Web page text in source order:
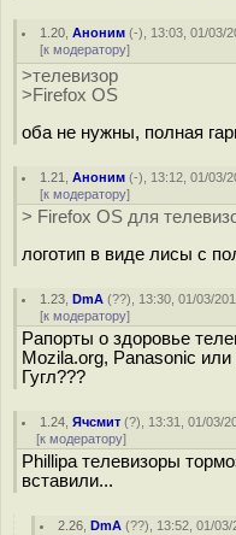
1.20 ,Аноним (-), 13:03, 01/03/
[к модератору]
>телевизор
>Firefox OS
оба не нужны, полная
1.21 ,Аноним (-), 13:12, 01/03/
[к модератору]
> Firefox OS для
логотип в виде лисы с
1.23 ,DmA (??), 13:30, 01/03/
[к модератору]
Рапорты о здоровье
Mozila.org, Panasonic
Гугл???
1.24 ,Ячсмит (?), 13:31, 01/03/
[к модератору]
Phillipa телевизоры
вставили...
2.26 ,DmA (??), 13:52, 01/03/